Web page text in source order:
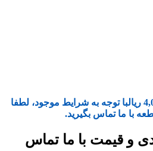
ریالبا توجه به شرایط موجود، لطفا
با ما تماس بگیرید.
و قیمت با ما تماس